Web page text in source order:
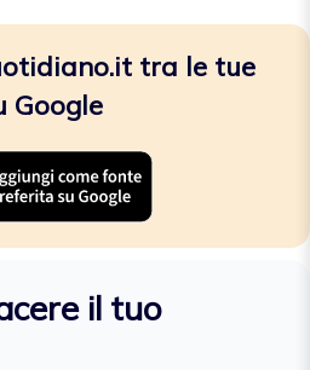
tra le tue
Google
il tuo